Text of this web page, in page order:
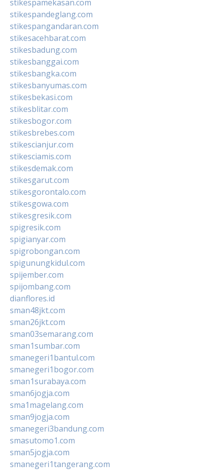
stikespamekasan.com
stikespandeglang.com
stikespangandaran.com
stikesacehbarat.com
stikesbadung.com
stikesbanggai.com
stikesbangka.com
stikesbanyumas.com
stikesbekasi.com
stikesblitar.com
stikesbogor.com
stikesbrebes.com
stikescianjur.com
stikesciamis.com
stikesdemak.com
stikesgarut.com
stikesgorontalo.com
stikesgowa.com
stikesgresik.com
spigresik.com
spigianyar.com
spigrobongan.com
spigunungkidul.com
spijember.com
spijombang.com
dianflores.id
sman48jkt.com
sman26jkt.com
sman03semarang.com
sman1sumbar.com
smanegeri1bantul.com
smanegeri1bogor.com
sman1surabaya.com
sman6jogja.com
sma1magelang.com
sman9jogja.com
smanegeri3bandung.com
smasutomo1.com
sman5jogja.com
smanegeri1tangerang.com